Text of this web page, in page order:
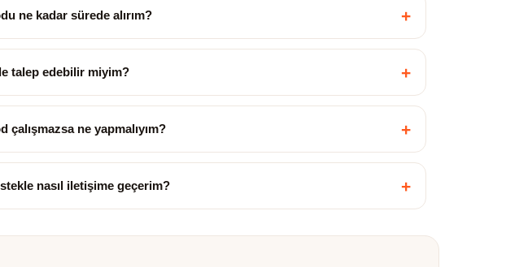
ne kadar sürede alırım? +
talep edebilir miyim? +
çalışmazsa ne yapmalıyım? +
nasıl iletişime geçerim? +